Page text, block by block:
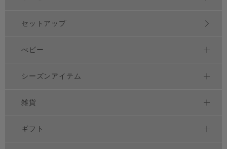
セットアップ
べビー
シーズンアイテム
雑貨
ギフト